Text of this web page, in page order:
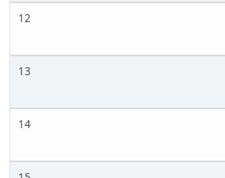
12
13
14